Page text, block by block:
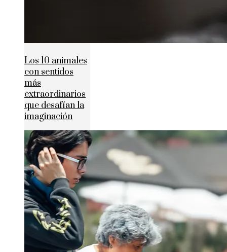
Los 10 animales
con sentidos
más
extraordinarios
que desafían la
imaginación